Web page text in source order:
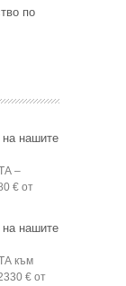
по
на нашите
–
€ от
на нашите
към
€ от